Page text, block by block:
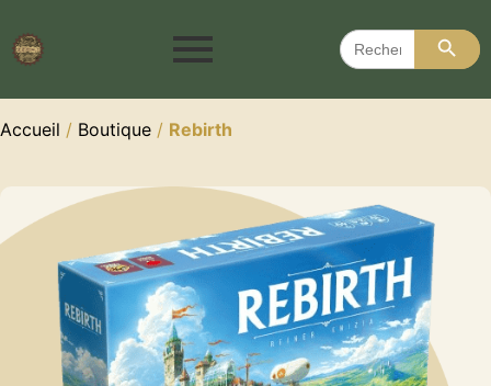
Search
for:
Search
Accueil / Boutique / Rebirth